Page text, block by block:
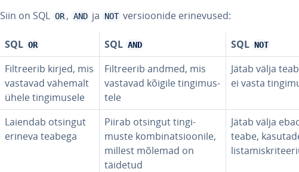
Siin on SQL OR , AND ja NOT ver­sioo­nide eri­ne­vu­sed:
SQL OR SQL AND SQL NOT
Filt­ree­rib kirjed, mis
vastavad vähemalt
ühele tin­gi­mu­sele
Filt­ree­rib andmed, mis
vastavad kõigile tin­gi­mus­
tele
Jätab välja
ei vasta
Laiendab otsingut
erineva teabega
Piirab otsingut tin­gi­
muste kom­bi­nat­sioo­nile,
millest mõlemad on
täidetud
Jätab välja
teabe,